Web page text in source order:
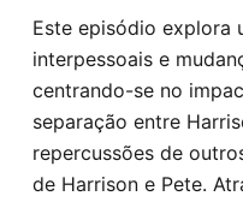
Este episódio explora
interpessoais e
centrando-se no
separação entre
repercussões de
de Harrison e Pete.